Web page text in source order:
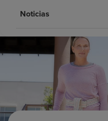
Pagar mi factura
Noticias